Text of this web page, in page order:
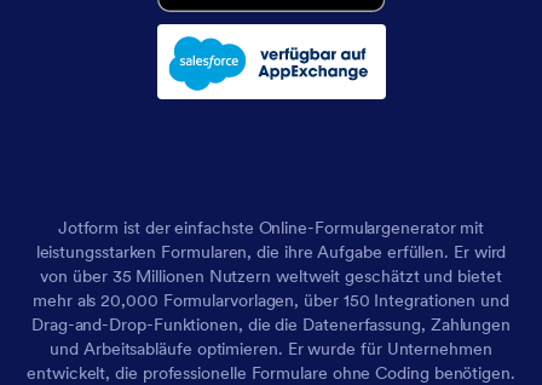
Jotform ist der einfachste Online-Formulargenerator mit
leistungsstarken Formularen, die ihre Aufgabe erfüllen. Er wird
von über 35 Millionen Nutzern weltweit geschätzt und bietet
mehr als 20,000 Formularvorlagen, über 150 Integrationen und
Drag-and-Drop-Funktionen, die die Datenerfassung, Zahlungen
und Arbeitsabläufe optimieren. Er wurde für Unternehmen
entwickelt, die professionelle Formulare ohne Coding benötigen.